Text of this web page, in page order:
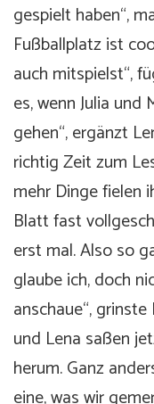
gespielt haben“,
Fußballplatz ist
auch mitspielst“,
es, wenn Julia
gehen“, ergänzt
richtig Zeit zum
mehr Dinge fielen
Blatt fast
erst mal. Also so
glaube ich, doch
anschaue“, grinste
und Lena saßen
herum. Ganz
eine, was wir